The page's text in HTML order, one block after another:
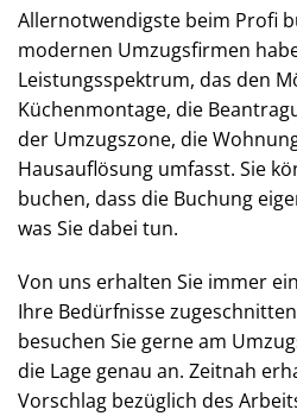
Allernotwendigste beim Profi
modernen Umzugsfirmen
Leistungsspektrum, das den
Küchenmontage, die
der Umzugszone, die
Hausauflösung umfasst. Sie
buchen, dass die Buchung
was Sie dabei tun.
Von uns erhalten Sie immer
Ihre Bedürfnisse
besuchen Sie gerne am
die Lage genau an. Zeitnah
Vorschlag bezüglich des